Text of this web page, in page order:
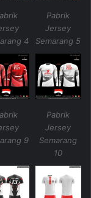
4
Pabrik
Jersey
Semarang 5
9
Pabrik
Jersey
Semarang
10